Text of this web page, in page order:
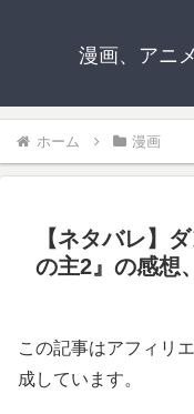
漫画、アニ
ホーム 漫画
【ネタバレ】
の主2』の感想
この記事はアフィリ
成しています。